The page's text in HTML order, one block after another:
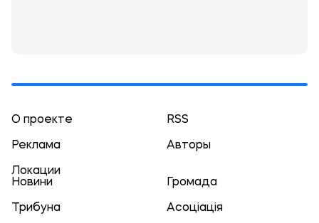
О проекте RSS
Реклама Авторы
Локации
Новини
Громада
Трибуна Асоціація